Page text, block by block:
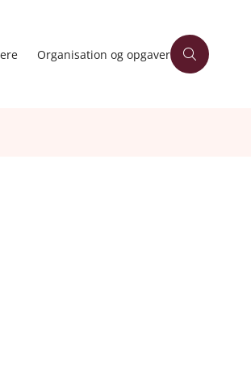
Organisation og opgaver